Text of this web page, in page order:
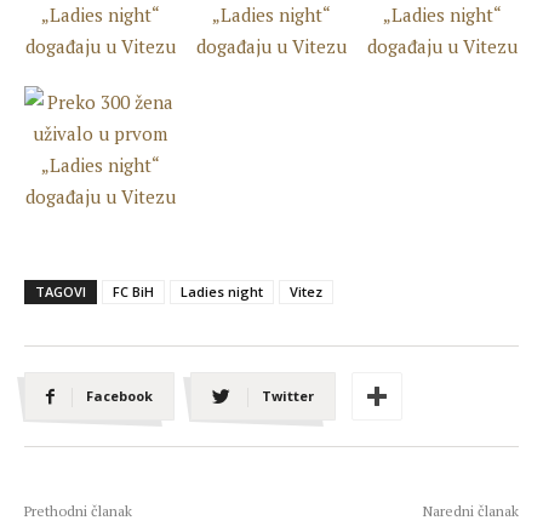
TAGOVI FC BiH Ladies night Vitez
Facebook Twitter
Prethodni članak Naredni članak